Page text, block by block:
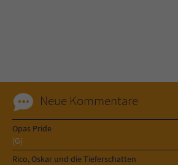
Neue Kommentare
Opas Pride
(G)
Rico, Oskar und die Tieferschatten